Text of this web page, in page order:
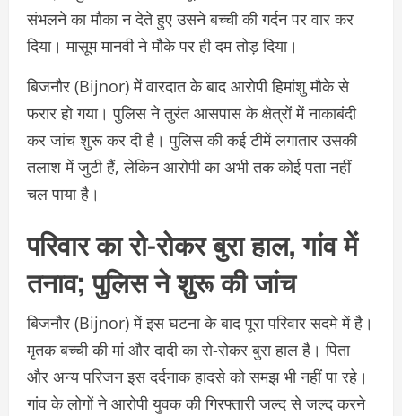
संभलने का मौका न देते हुए उसने बच्ची की गर्दन पर वार कर
दिया। मासूम मानवी ने मौके पर ही दम तोड़ दिया।
बिजनौर (Bijnor) में वारदात के बाद आरोपी हिमांशु मौके से
फरार हो गया। पुलिस ने तुरंत आसपास के क्षेत्रों में नाकाबंदी
कर जांच शुरू कर दी है। पुलिस की कई टीमें लगातार उसकी
तलाश में जुटी हैं, लेकिन आरोपी का अभी तक कोई पता नहीं
चल पाया है।
परिवार का रो-रोकर बुरा हाल, गांव में
तनाव; पुलिस ने शुरू की जांच
बिजनौर (Bijnor) में इस घटना के बाद पूरा परिवार सदमे में है।
मृतक बच्ची की मां और दादी का रो-रोकर बुरा हाल है। पिता
और अन्य परिजन इस दर्दनाक हादसे को समझ भी नहीं पा रहे।
गांव के लोगों ने आरोपी युवक की गिरफ्तारी जल्द से जल्द करने